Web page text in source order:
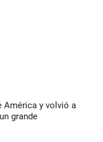
América y volvió a
grande